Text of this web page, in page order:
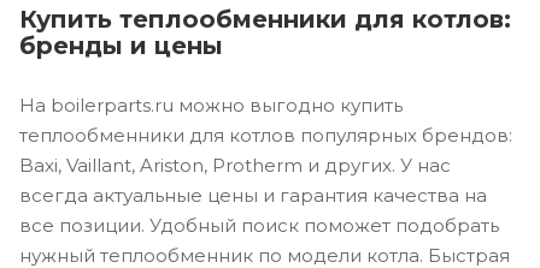
Купить теплообменники для котлов:
бренды и цены
На boilerparts.ru можно выгодно купить
теплообменники для котлов популярных брендов:
Baxi, Vaillant, Ariston, Protherm и других. У нас
всегда актуальные цены и гарантия качества на
все позиции. Удобный поиск поможет подобрать
нужный теплообменник по модели котла. Быстрая